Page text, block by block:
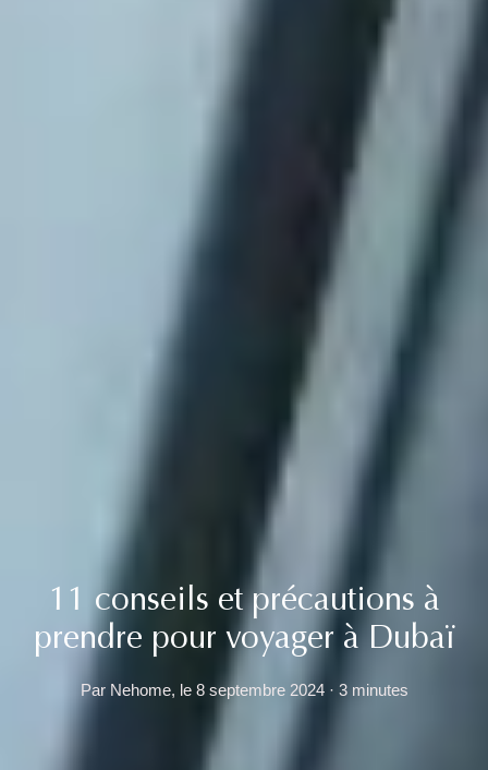
11 conseils et précautions à
prendre pour voyager à Dubaï
Par Nehome, le 8 septembre 2024 · 3 minutes